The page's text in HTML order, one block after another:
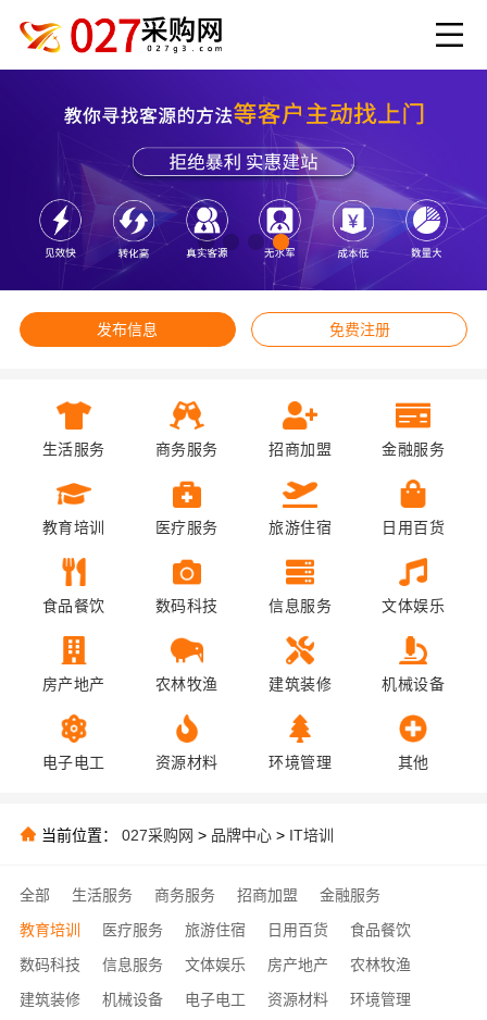
发布信息 免费注册
生活服务 商务服务 招商加盟 金融服务
教育培训 医疗服务 旅游住宿 日用百货
食品餐饮 数码科技 信息服务 文体娱乐
房产地产 农林牧渔 建筑装修 机械设备
电子电工 资源材料 环境管理 其他
当前位置： 027采购网 > 品牌中心 > IT培训
全部 生活服务 商务服务 招商加盟
金融服务
教育培训
医疗服务 旅游住宿 日用百货
食品餐饮
数码科技
信息服务 文体娱乐 房产地产
农林牧渔
建筑装修
机械设备 电子电工 资源材料
环境管理